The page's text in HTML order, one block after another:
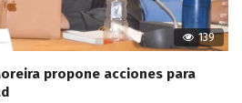
139
propone acciones para